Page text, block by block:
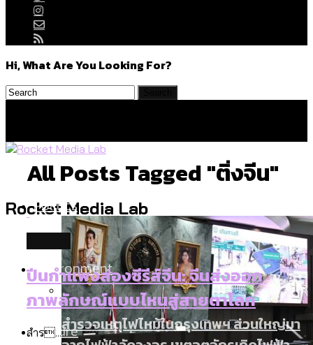
Hi, What Are You Looking For?
Rocket Media Lab
Politics
Environment
สำรวจเหตุไฟไหม้ในกรุงเทพฯ ส่วนใหญ่มา
Culture
All Posts Tagged "ติ่งจีน"
ปีนกำแพงส่องซีรีส์จีน: จีนส่งออก
ภาพลักษณ์แบบไหนสู่สายตาโลก
สำร...